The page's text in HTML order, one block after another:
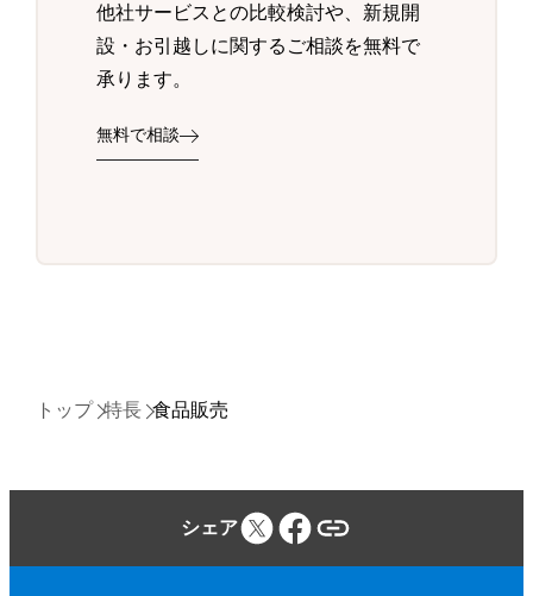
他社サービスとの比較検討や、新規開
設・お引越しに関するご相談を無料で
承ります。
無料で相談
トップ 特長 食品販売
シェア